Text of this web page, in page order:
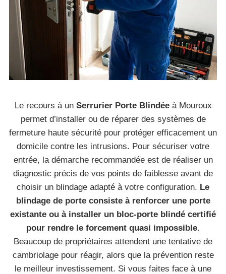
Le recours à un Serrurier Porte Blindéeà Mouroux
permet d’installer ou de réparer des systèmes de
fermeture haute sécurité pour protéger efficacement un
domicile contre les intrusions. Pour sécuriser votre
entrée, la démarche recommandée est de réaliser un
diagnostic précis de vos points de faiblesse avant de
choisir un blindage adapté à votre configuration. Le
blindage de porte consiste à renforcer une porte
existante ou à installer un bloc-porte blindé certifié
pour rendre le forcement quasi impossible.
Beaucoup de propriétaires attendent une tentative de
cambriolage pour réagir, alors que la prévention reste
le meilleur investissement. Si vous faites face à une